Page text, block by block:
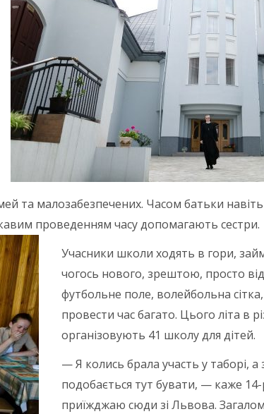
та малозабезпечених. Часом батьки навіть
проведенням часу допомагають сестри.
Учасники школи ходять в гори,
чогось нового, зрештою, просто
футбольне поле, волейбольна
провести час багато. Цього літа в
організовують 41 школу для дітей.
— Я колись брала участь у таборі, а
подобається тут бувати, — каже
приїжджаю сюди зі Львова. Загалом